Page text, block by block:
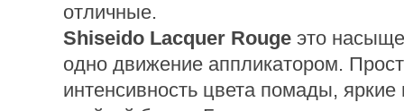
отличные.
Shiseido Lacquer Rouge это
одно движение аппликатором.
интенсивность цвета помады, яркие